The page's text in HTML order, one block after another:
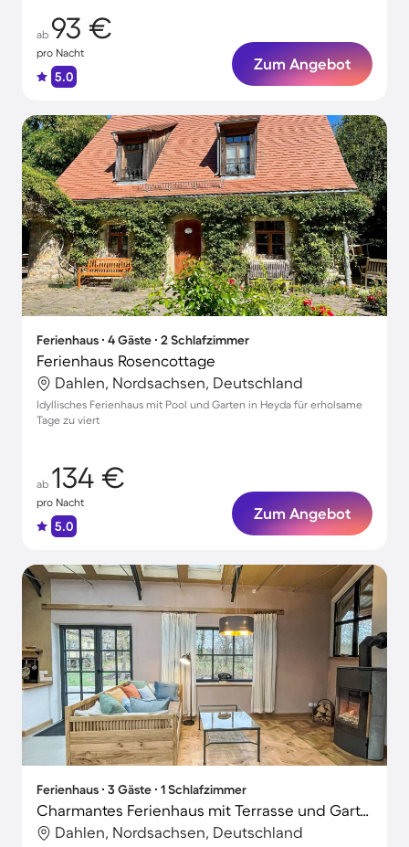
ab 93 €
pro Nacht
5.0
Zum Angebot
Ferienhaus ∙ 4 Gäste ∙ 2 Schlafzimmer
Ferienhaus Rosencottage
Dahlen, Nordsachsen, Deutschland
Idyllisches Ferienhaus mit Pool und Garten in Heyda für erholsame
Tage zu viert
ab 134 €
pro Nacht
5.0
Zum Angebot
Ferienhaus ∙ 3 Gäste ∙ 1 Schlafzimmer
Charmantes Ferienhaus mit Terrasse und Garten | Seeblick
Dahlen, Nordsachsen, Deutschland